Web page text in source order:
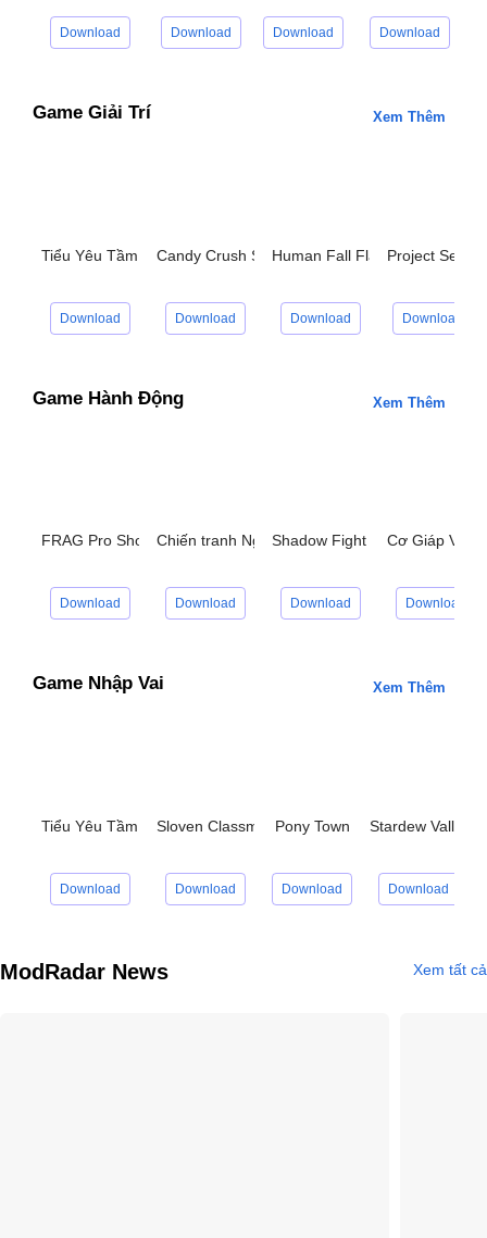
Download Download Download Download
Game Giải Trí Xem Thêm
Tiểu Yêu Tầm Đạo
Download
Candy Crush Saga
Download
Human Fall Flat
Download
Project Sekai
Download
Game Hành Động Xem Thêm
FRAG Pro Shooter
Download
Chiến tranh Ngân Hà
Download
Shadow Fight 2
Download
Cơ Giáp Vô
Download
Game Nhập Vai Xem Thêm
Tiểu Yêu Tầm Đạo
Download
Sloven Classmate
Download
Pony Town
Download
Stardew Valley
Download
ModRadar News Xem tất cả